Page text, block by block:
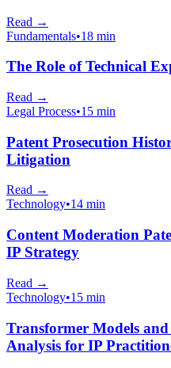
Read →
Fundamentals•18 min
The Role of Technical
Read →
Legal Process•15 min
Patent Prosecution
Litigation
Read →
Technology•14 min
Content Moderation
IP Strategy
Read →
Technology•15 min
Transformer Models
Analysis for IP